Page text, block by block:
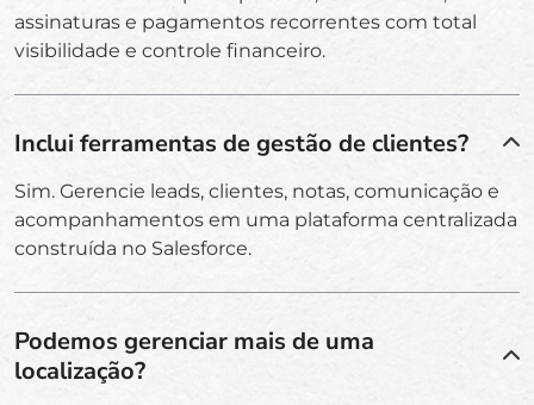
assinaturas e pagamentos recorrentes com total
visibilidade e controle financeiro.
Inclui ferramentas de gestão de clientes?
Sim. Gerencie leads, clientes, notas, comunicação e
acompanhamentos em uma plataforma centralizada
construída no Salesforce.
Podemos gerenciar mais de uma
localização?